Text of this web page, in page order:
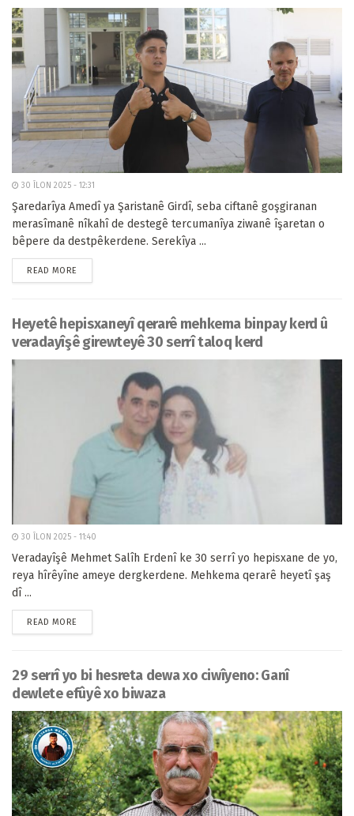
30 ÎLON 2025 - 12:31
Şaredarîya Amedî ya Şaristanê Girdî, seba ciftanê goşgiranan
merasîmanê nîkahî de destegê tercumanîya ziwanê îşaretan o
bêpere da destpêkerdene. Serekîya ...
READ MORE
Heyetê hepisxaneyî qerarê mehkema binpay kerd û
veradayîşê girewteyê 30 serrî taloq kerd
30 ÎLON 2025 - 11:40
Veradayîşê Mehmet Salîh Erdenî ke 30 serrî yo hepisxane de yo,
reya hîrêyîne ameye dergkerdene. Mehkema qerarê heyetî şaş
dî ...
READ MORE
29 serrî yo bi hesreta dewa xo ciwîyeno: Ganî
dewlete efûyê xo biwaza